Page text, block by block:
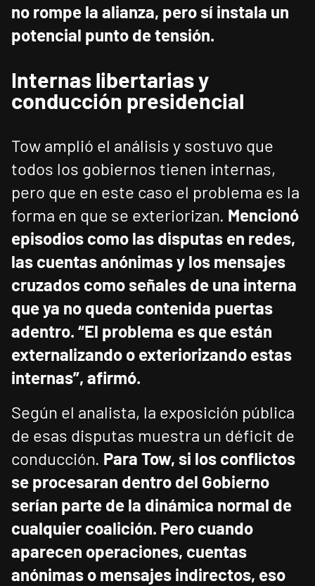
no rompe la alianza, pero sí instala un
potencial punto de tensión.
Internas libertarias y
conducción presidencial
Tow amplió el análisis y sostuvo que
todos los gobiernos tienen internas,
pero que en este caso el problema es la
forma en que se exteriorizan. Mencionó
episodios como las disputas en redes,
las cuentas anónimas y los mensajes
cruzados como señales de una interna
que ya no queda contenida puertas
adentro. “El problema es que están
externalizando o exteriorizando estas
internas”, afirmó.
Según el analista, la exposición pública
de esas disputas muestra un déficit de
conducción. Para Tow, si los conflictos
se procesaran dentro del Gobierno
serían parte de la dinámica normal de
cualquier coalición. Pero cuando
aparecen operaciones, cuentas
anónimas o mensajes indirectos, eso